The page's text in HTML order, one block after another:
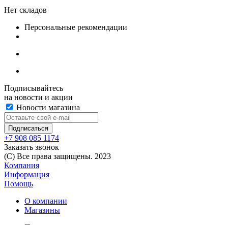
Нет складов
Персональные рекомендации
Подписывайтесь
на новости и акции
Новости магазина
+7 908 085 1174
Заказать звонок
(C) Все права защищены. 2023
Компания
Информация
Помощь
О компании
Магазины